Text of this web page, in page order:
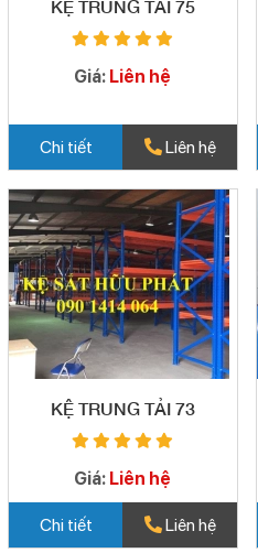
KỆ TRUNG TẢI 75
Giá: Liên hệ
Chi tiết Liên hệ
KỆ TRUNG TẢI 73
Giá: Liên hệ
Chi tiết Liên hệ